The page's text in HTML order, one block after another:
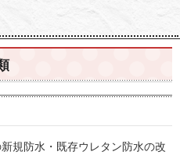
規防水・既存ウレタン防水の改